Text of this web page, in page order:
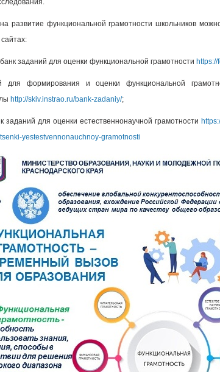
развитие функциональной грамотности школьников
заданий для оценки функциональной грамотности
для формирования и оценки функциональной
http://skiv.instrao.ru/bank-zadaniy/;
заданий для оценки естественнонаучной грамотности
yestestvennonauchnoy-gramotnosti